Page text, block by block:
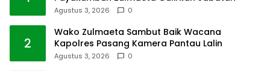
Agustus 3, 2026 0
2
Wako Zulmaeta Sambut Baik Wacana
Kapolres Pasang Kamera Pantau Lalin
Agustus 3, 2026 0